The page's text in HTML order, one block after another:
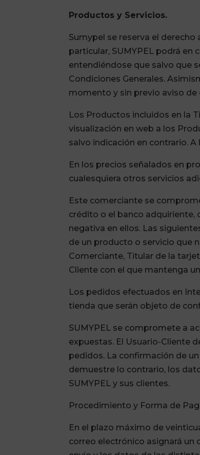
Productos y Servicios.
Sumypel se reserva el
particular, SUMYPEL podrá
entendiéndose que salvo que
Condiciones Generales.
momento y sin previo aviso de
Los Productos incluidos en la
visualización en web a los
salvo indicación en contrario.
En los precios señalados en
cualesquiera otros servicios
Este comerciante se
crédito o el banco adquiriente,
negativa en ellos. Las
de un producto o servicio que
Comerciante, Titular de la
Cliente con el que mantenga
Los pedidos efectuados en
tienda que serán objeto de
SUMYPEL se compromete a
expuestas. El Usuario-Cliente
pedidos. La confirmación de
demuestre lo contrario, los
SUMYPEL y sus clientes.
Procedimiento y Forma de
En el plazo máximo de
correo electrónico asignará un